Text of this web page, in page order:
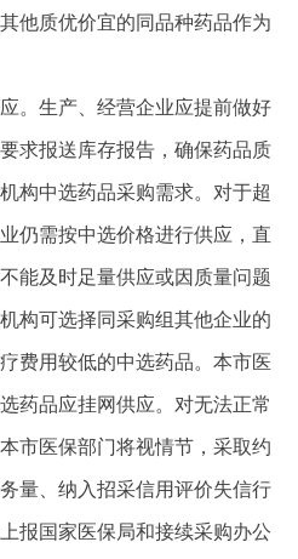
他质优价宜的同品种药品作为
。生产、经营企业应提前做好
求报送库存报告，确保药品质
构中选药品采购需求。对于超
仍需按中选价格进行供应，直
能及时足量供应或因质量问题
构可选择同采购组其他企业的
费用较低的中选药品。本市医
药品应挂网供应。对无法正常
市医保部门将视情节，采取约
量、纳入招采信用评价失信行
报国家医保局和接续采购办公